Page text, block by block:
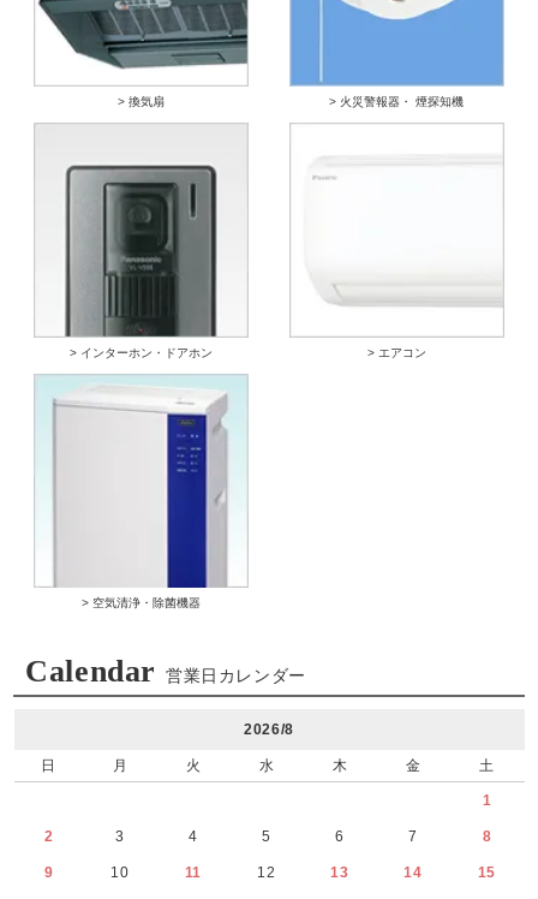
> 換気扇 > 火災警報器・ 煙探知機
> インターホン・ドアホン > エアコン
> 空気清浄・除菌機器
Calendar 営業日カレンダー
2026/8
日 月 火 水 木 金 土
1
2 3 4 5 6 7 8
9 10 11 12 13 14 15